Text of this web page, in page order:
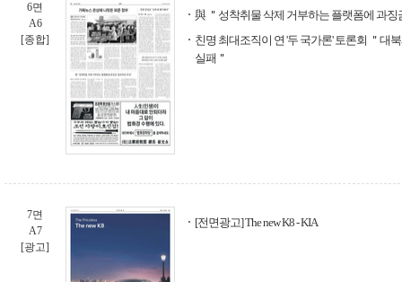
6면
A6
[종합]
與 ＂성착취물 삭제 거부하는 플랫폼에 과징
친명 최대조직이 연 '두 국가론' 토론회 ＂대
실패＂
7면
A7
[광고]
[전면광고] The new K8 - KIA